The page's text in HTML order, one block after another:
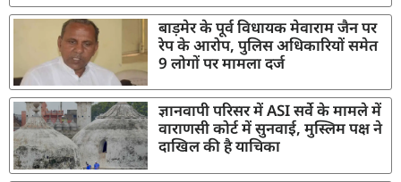
बाड़मेर के पूर्व विधायक मेवाराम जैन पर
रेप के आरोप, पुलिस अधिकारियों समेत
9 लोगों पर मामला दर्ज
ज्ञानवापी परिसर में ASI सर्वे के मामले में
वाराणसी कोर्ट में सुनवाई, मुस्लिम पक्ष ने
दाखिल की है याचिका